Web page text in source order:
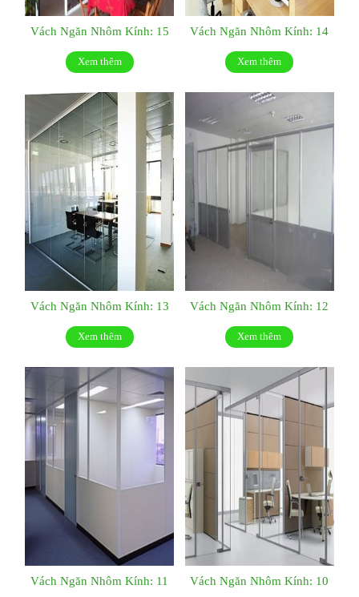
Vách Ngăn Nhôm Kính: 15
Xem thêm
Vách Ngăn Nhôm Kính: 14
Xem thêm
Vách Ngăn Nhôm Kính: 13
Xem thêm
Vách Ngăn Nhôm Kính: 12
Xem thêm
Vách Ngăn Nhôm Kính: 11 Vách Ngăn Nhôm Kính: 10